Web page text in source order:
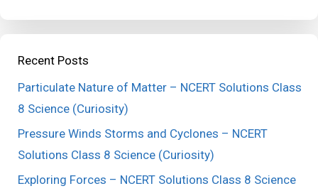
Recent Posts
Particulate Nature of Matter – NCERT Solutions Class
8 Science (Curiosity)
Pressure Winds Storms and Cyclones – NCERT
Solutions Class 8 Science (Curiosity)
Exploring Forces – NCERT Solutions Class 8 Science